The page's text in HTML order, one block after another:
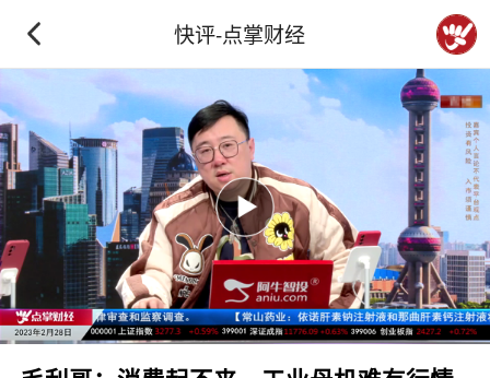
快评-点掌财经